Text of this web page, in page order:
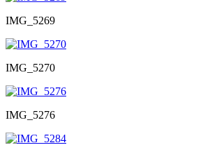
IMG_5269
IMG_5270
IMG_5276